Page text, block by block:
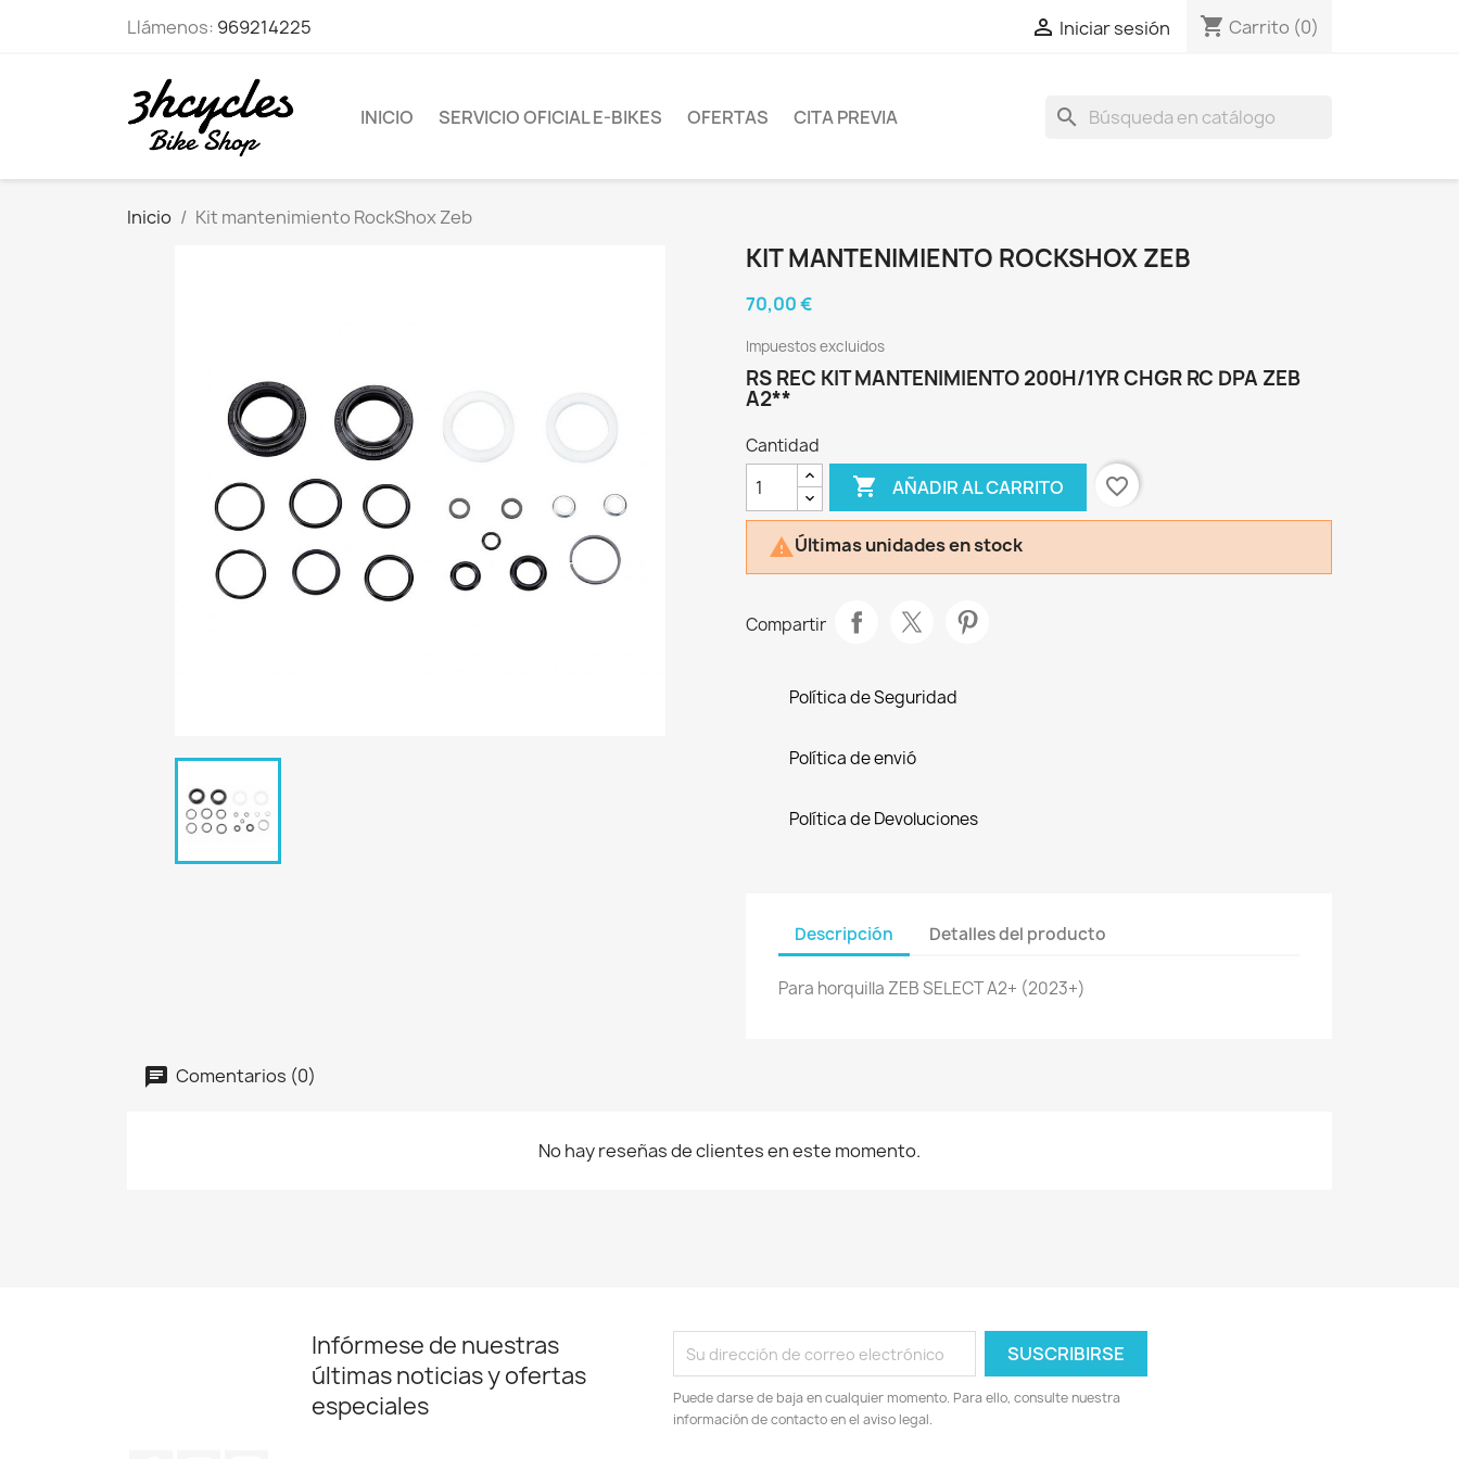
Llámenos: 969214225  Iniciar sesión shopping_cart Carrito (0)
INICIO SERVICIO OFICIAL E-BIKES OFERTAS CITA PREVIA search
Inicio Kit mantenimiento RockShox Zeb
KIT MANTENIMIENTO ROCKSHOX ZEB
70,00 €
Impuestos excluidos
RS REC KIT MANTENIMIENTO 200H/1YR CHGR RC DPA ZEB
A2**
Cantidad
 AÑADIR AL CARRITO favorite_border
Últimas unidades en stock
Compartir
Política de Seguridad
Política de envió
Política de Devoluciones
Descripción Detalles del producto
Para horquilla ZEB SELECT A2+ (2023+)
Comentarios (0)
No hay reseñas de clientes en este momento.
Infórmese de nuestras
últimas noticias y ofertas
especiales
Puede darse de baja en cualquier momento. Para ello, consulte nuestra
información de contacto en el aviso legal.